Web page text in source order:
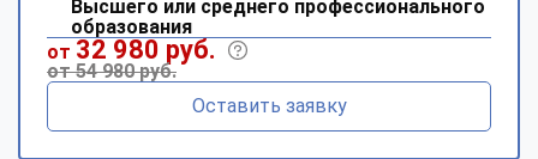
Высшего или среднего профессионального
образования
от 32 980 руб.
от 54 980 руб.
Оставить заявку